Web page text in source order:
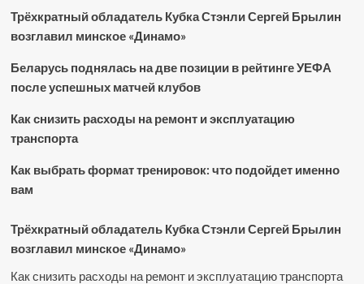
Трёхкратный обладатель Кубка Стэнли Сергей Брылин
возглавил минское «Динамо»
Беларусь поднялась на две позиции в рейтинге УЕФА
после успешных матчей клубов
Как снизить расходы на ремонт и эксплуатацию
транспорта
Как выбрать формат тренировок: что подойдет именно
вам
Трёхкратный обладатель Кубка Стэнли Сергей Брылин
возглавил минское «Динамо»
Как снизить расходы на ремонт и эксплуатацию транспорта